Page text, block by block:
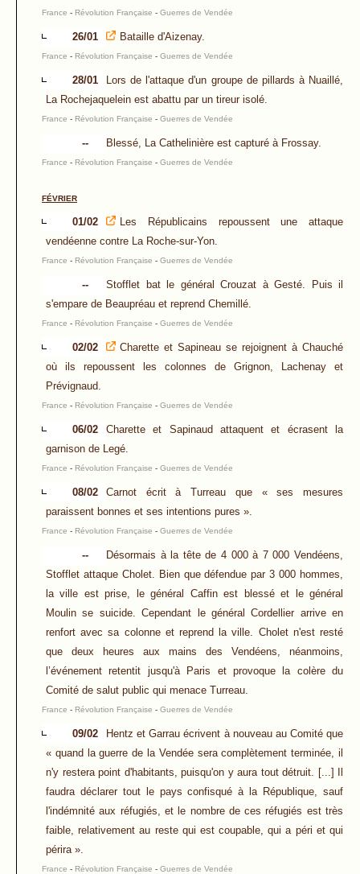
France - Révolution Française - Guerres de Vendée
26/01 Bataille d'Aizenay.
France - Révolution Française - Guerres de Vendée
28/01
Lors de l'attaque d'un groupe de pillards à Nuaillé,
La Rochejaquelein est abattu par un tireur isolé.
France - Révolution Française - Guerres de Vendée
-- Blessé, La Cathelinière est capturé à Frossay.
France - Révolution Française - Guerres de Vendée
FÉVRIER
01/02
Les Républicains repoussent une attaque
vendéenne contre La Roche-sur-Yon.
France - Révolution Française - Guerres de Vendée
--
Stofflet bat le général Crouzat à Gesté. Puis il
s'empare de Beaupréau et reprend Chemillé.
France - Révolution Française - Guerres de Vendée
02/02
Charette et Sapineau se rejoignent à Chauché
où ils repoussent les colonnes de Grignon, Lachenay et
Prévignaud.
France - Révolution Française - Guerres de Vendée
06/02
Charette et Sapinaud attaquent et écrasent la
garnison de Legé.
France - Révolution Française - Guerres de Vendée
08/02
Carnot écrit à Turreau que « ses mesures
paraissent bonnes et ses intentions pures ».
France - Révolution Française - Guerres de Vendée
--
Désormais à la tête de 4 000 à 7 000 Vendéens,
Stofflet attaque Cholet. Bien que défendue par 3 000 hommes,
la ville est prise, le général Caffin est blessé et le général
Moulin se suicide. Cependant le général Cordellier arrive en
renfort avec sa colonne et reprend la ville. Cholet n'est resté
que deux heures aux mains des Vendéens, néanmoins,
l’événement retentit jusqu'à Paris et provoque la colère du
Comité de salut public qui menace Turreau.
France - Révolution Française - Guerres de Vendée
09/02
Hentz et Garrau écrivent à nouveau au Comité que
« quand la guerre de la Vendée sera complètement terminée, il
n'y restera point d'habitants, puisqu'on y aura tout détruit. [...] Il
faudra déclarer tout le pays confisqué à la République, sauf
l'indémnité aux réfugiés, et le nombre de ces réfugiés est très
faible, relativement au reste qui est coupable, qui a péri et qui
périra ».
France - Révolution Française - Guerres de Vendée